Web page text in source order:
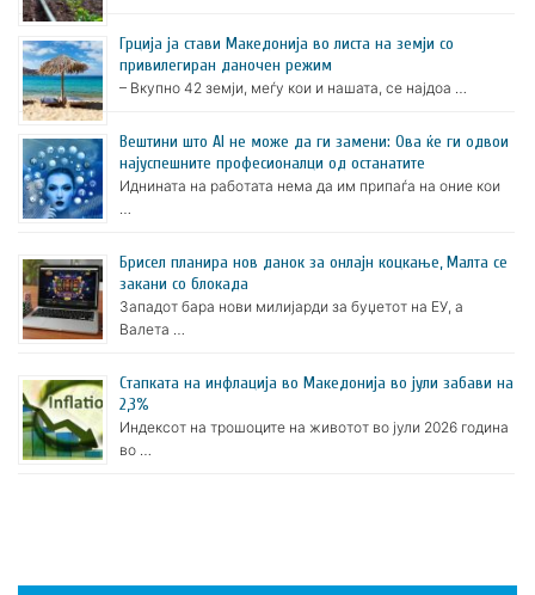
Грција ја стави Македонија во листа на земји со
привилегиран даночен режим
– Вкупно 42 земји, меѓу кои и нашата, се најдоа …
Вештини што AI не може да ги замени: Ова ќе ги одвои
најуспешните професионалци од останатите
Иднината на работата нема да им припаѓа на оние кои
Брисел планира нов данок за онлајн коцкање, Малта се
закани со блокада
Западот бара нови милијарди за буџетот на ЕУ, а
Валета …
Стапката на инфлација во Македонија во јули забави на
2,3%
Индексот на трошоците на животот во јули 2026 година
во …